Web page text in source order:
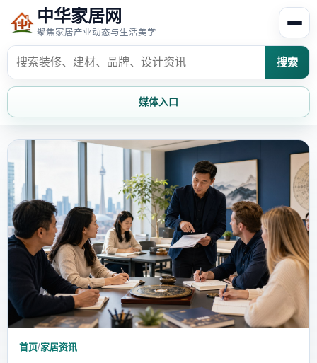
中华家居网
聚焦家居产业动态与生活美学
搜索
媒体入口
家居资讯
家居风水 家居欣赏
时尚饰家 装修设计
家具知识 家居文化
创意家居
首页/家居资讯